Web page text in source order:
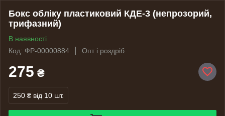
Бокс обліку пластиковий КДЕ-3 (непрозорий,
трифазний)
В наявності
Код: ФР-00000884
Опт і роздріб
275 ₴
250 ₴ від 10 шт.